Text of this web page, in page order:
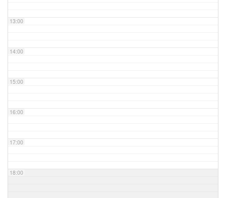
13:00
14:00
15:00
16:00
17:00
18:00